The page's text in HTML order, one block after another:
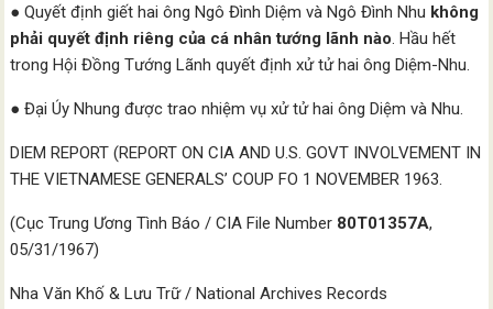
● Quyết định giết hai ông Ngô Đình Diệm và Ngô Đình Nhu không
phải quyết định riêng của cá nhân tướng lãnh nào. Hầu hết
trong Hội Đồng Tướng Lãnh quyết định xử tử hai ông Diệm-Nhu.
● Đại Úy Nhung được trao nhiệm vụ xử tử hai ông Diệm và Nhu.
DIEM REPORT (REPORT ON CIA AND U.S. GOVT INVOLVEMENT IN
THE VIETNAMESE GENERALS’ COUP FO 1 NOVEMBER 1963.
(Cục Trung Ương Tình Báo / CIA File Number 80T01357A,
05/31/1967)
Nha Văn Khố & Lưu Trữ / National Archives Records